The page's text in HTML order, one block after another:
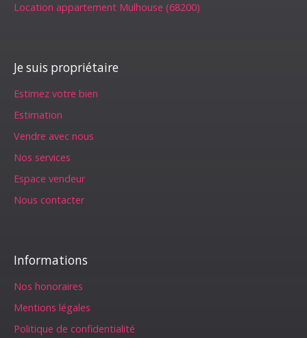
Location appartement Mulhouse (68200)
Je suis propriétaire
Estimez votre bien
Estimation
Vendre avec nous
Nos services
Espace vendeur
Nous contacter
Informations
Nos honoraires
Mentions légales
Politique de confidentialité